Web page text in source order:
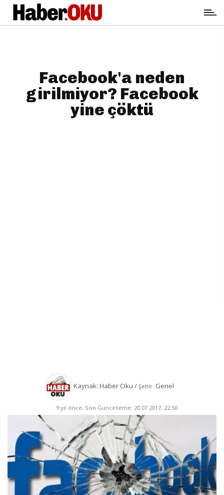
Facebook'a neden
girilmiyor? Facebook
yine çöktü
Kaynak: Haber Oku / Şehir: Genel
9 yıl önce, Son Güncelleme: 20.07.2017, 22:50